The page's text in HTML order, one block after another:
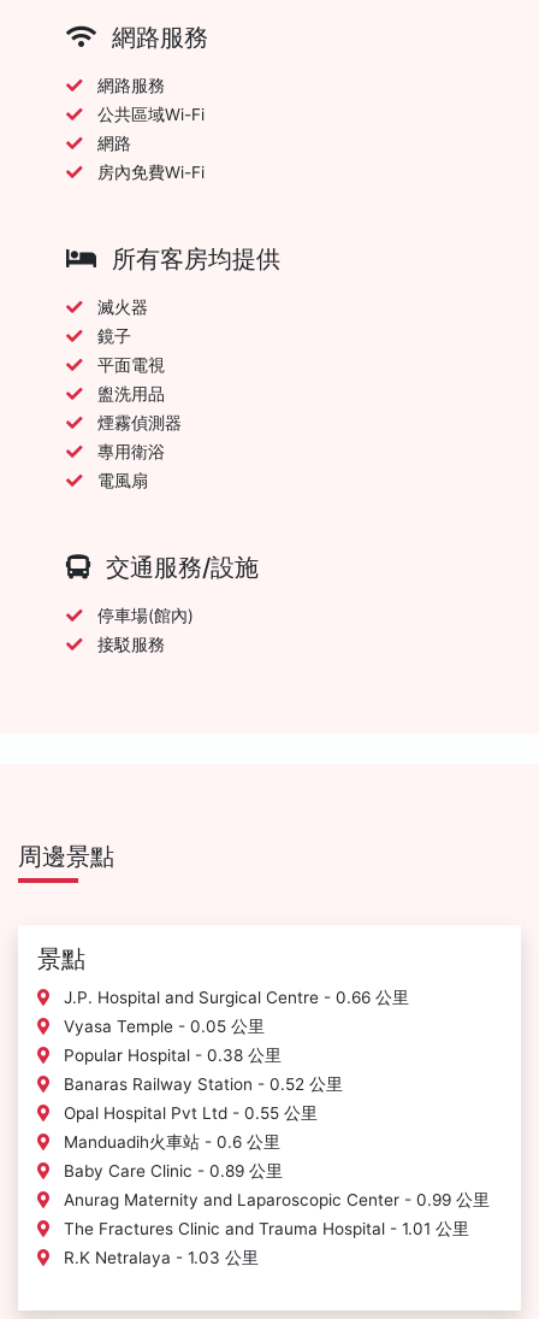
網路服務
網路服務
公共區域Wi-Fi
網路
房內免費Wi-Fi
所有客房均提供
滅火器
鏡子
平面電視
盥洗用品
煙霧偵測器
專用衛浴
電風扇
交通服務/設施
停車場(館內)
接駁服務
周邊景點
景點
J.P. Hospital and Surgical Centre - 0.66 公里
Vyasa Temple - 0.05 公里
Popular Hospital - 0.38 公里
Banaras Railway Station - 0.52 公里
Opal Hospital Pvt Ltd - 0.55 公里
Manduadih火車站 - 0.6 公里
Baby Care Clinic - 0.89 公里
Anurag Maternity and Laparoscopic Center - 0.99 公里
The Fractures Clinic and Trauma Hospital - 1.01 公里
R.K Netralaya - 1.03 公里